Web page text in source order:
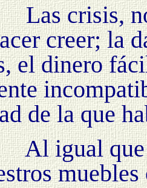
Las crisis,
creer; la
el dinero
de la que
Al igual